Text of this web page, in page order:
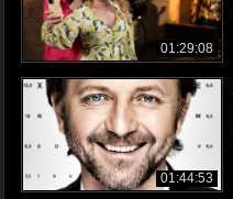
01:29:08
01:44:53